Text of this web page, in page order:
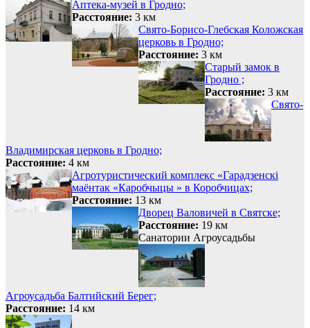
Аптека-музей в Гродно;
Расстояние: 3 км
Свято-Борисо-Глебская Коложская
церковь в Гродно;
Расстояние: 3 км
Старый замок в
Гродно ;
Расстояние: 3 км
Свято-
Владимирская церковь в Гродно;
Расстояние: 4 км
Агротуристический комплекс «Гарадзенскi
маёнтак «Каробчыцы » в Коробчицах;
Расстояние: 13 км
Дворец Валовичей в Святске;
Расстояние: 19 км
Санатории Агроусадьбы
Агроусадьба Балтийский Берег;
Расстояние: 14 км